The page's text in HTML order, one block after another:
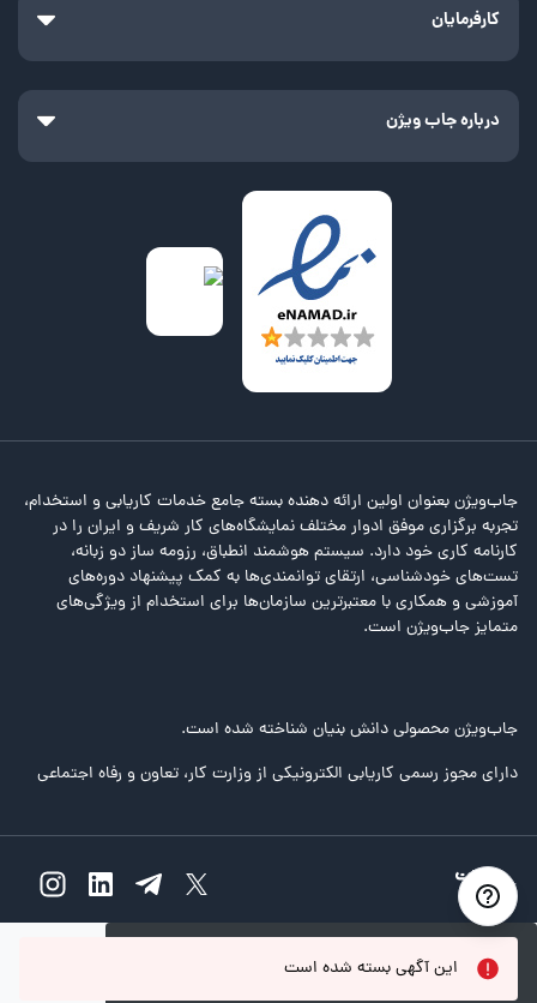
این آگهی بسته شده است
کارفرمایان
درباره جاب ویژن
جاب‌ویژن بعنوان اولین ارائه دهنده بسته جامع خدمات کاریابی و استخدام،
تجربه برگزاری موفق ادوار مختلف نمایشگاه‌های کار شریف و ایران را در
کارنامه کاری خود دارد. سیستم هوشمند انطباق، رزومه ساز دو زبانه،
تست‌های خودشناسی، ارتقای توانمندی‌ها به کمک پیشنهاد دوره‌های
آموزشی و همکاری با معتبرترین سازمان‌ها برای استخدام از ویژگی‌های
متمایز جاب‌ویژن است.
جاب‌ویژن محصولی دانش بنیان شناخته شده است.
دارای مجوز رسمی کاریابی الکترونیکی از وزارت کار، تعاون و رفاه اجتماعی
متاسفانه خطایی رخ داده است!